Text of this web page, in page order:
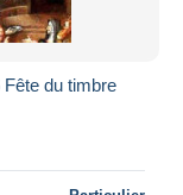
du timbre